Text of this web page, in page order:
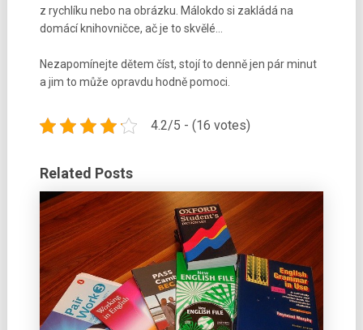
z rychlíku nebo na obrázku. Málokdo si zakládá na
domácí knihovničce, ač je to skvělé…
Nezapomínejte dětem číst, stojí to denně jen pár minut
a jim to může opravdu hodně pomoci.
4.2/5 - (16 votes)
Related Posts